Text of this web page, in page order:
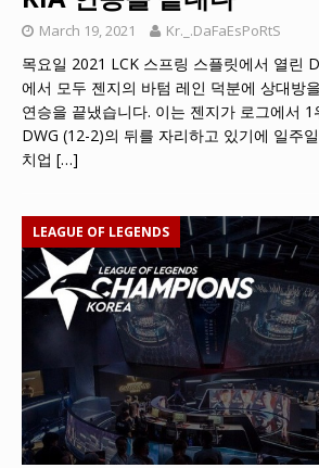
March 19, 2021 Kr._.DaFaEsPoRtS
목요일 2021 LCK 스프링 스플릿에서 열린
에서 모두 젠지의 바텀 레인 덕분에 상대방
연승을 끝냈습니다. 이는 젠지가 로그에서
DWG (12-2)의 뒤를 자리하고 있기에 일주
치업 […]
LEAGUE OF LEGENDS